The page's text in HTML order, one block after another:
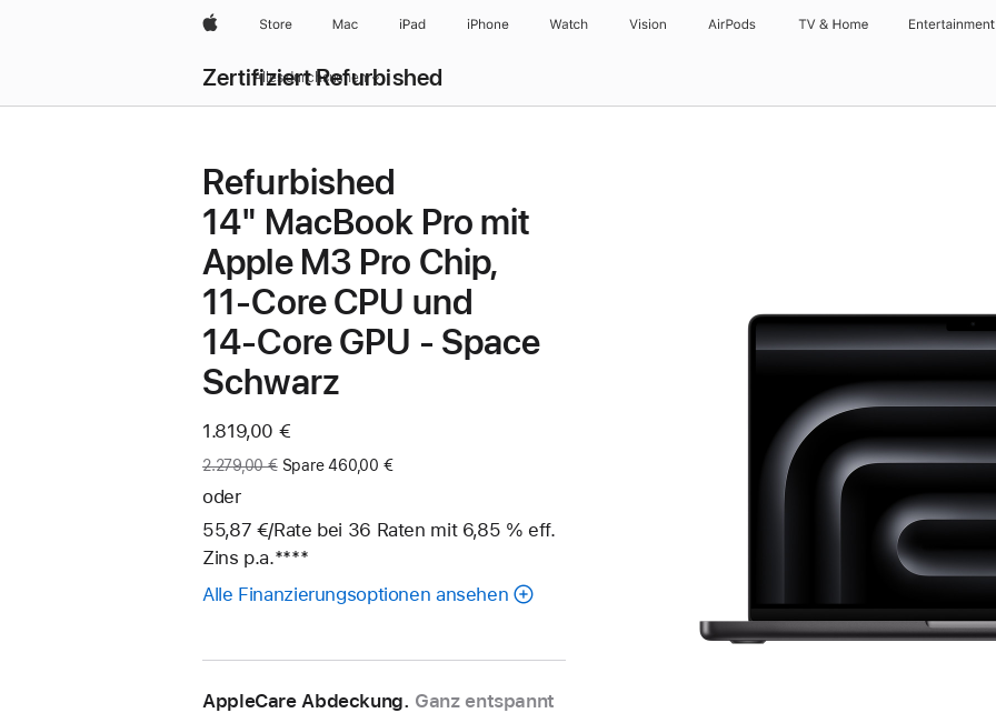
AppleStore Mac iPad iPhone Watch Vision AirPods TV & Home Entertainment
Zertifiziert Refurbished
Alles durchsuchen
Refurbished
14" MacBook Pro mit
Apple M3 Pro Chip,
11‑Core CPU und
14‑Core GPU - Space
Schwarz
Jetzt
1.819,00 €
Vorher:
2.279,00 € Spare 460,00 €
oder
55,87 €/Rate pro
bei 36 Raten Raten
mit 6,85 % eff.
Zins p.a.Fußnote
****
Alle Finanzierungsoptionen ansehen
AppleCare Abdeckung. Ganz entspannt